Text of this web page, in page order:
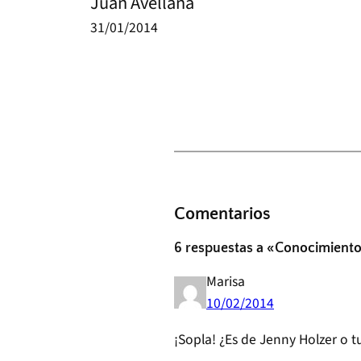
31/01/2014
Comentarios
6 respuestas a
Marisa
10/02/2014
¡Sopla! ¿Es de Jenny Holzer o